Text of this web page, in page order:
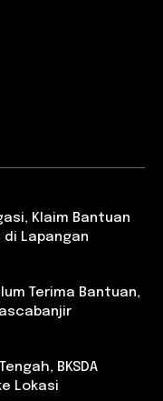
Klaim Bantuan
di Lapangan
Terima Bantuan,
BKSDA
Lokasi